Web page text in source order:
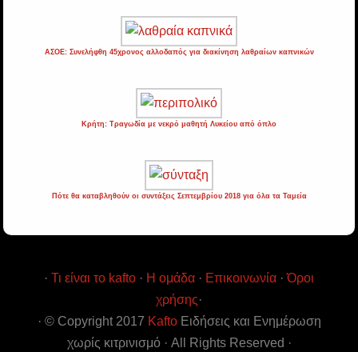
ΑΣΟΕ: Συνελήφθη 45χρονος αλλοδαπός για διακίνηση λαθραίων καπνικών
Κρήτη: Τραγωδία με νεκρό μαθητή Λυκείου από όπλο
Πότε θα καταβληθούν οι συντάξεις Σεπτεμβρίου 2018 για όλα τα Ταμεία
· Τι είναι το kafto · Η ομάδα · Επικοινωνία ·Όροι
χρήσης·
· © Copyright 2017 KaftoΕιδήσεις και Ενημέρωση
χωρίς κιτρινισμό · All Rights Reserved ·